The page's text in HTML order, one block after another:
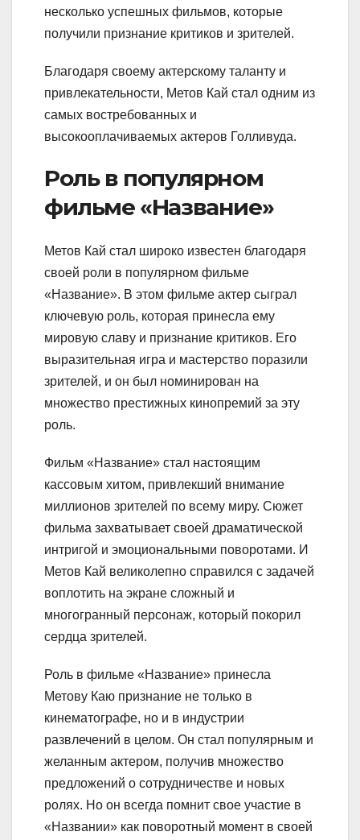
несколько успешных фильмов, которые
получили признание критиков и зрителей.
Благодаря своему актерскому таланту и
привлекательности, Метов Кай стал одним из
самых востребованных и
высокооплачиваемых актеров Голливуда.
Роль в популярном
фильме «Название»
Метов Кай стал широко известен благодаря
своей роли в популярном фильме
«Название». В этом фильме актер сыграл
ключевую роль, которая принесла ему
мировую славу и признание критиков. Его
выразительная игра и мастерство поразили
зрителей, и он был номинирован на
множество престижных кинопремий за эту
роль.
Фильм «Название» стал настоящим
кассовым хитом, привлекший внимание
миллионов зрителей по всему миру. Сюжет
фильма захватывает своей драматической
интригой и эмоциональными поворотами. И
Метов Кай великолепно справился с задачей
воплотить на экране сложный и
многогранный персонаж, который покорил
сердца зрителей.
Роль в фильме «Название» принесла
Метову Каю признание не только в
кинематографе, но и в индустрии
развлечений в целом. Он стал популярным и
желанным актером, получив множество
предложений о сотрудничестве и новых
ролях. Но он всегда помнит свое участие в
«Названии» как поворотный момент в своей